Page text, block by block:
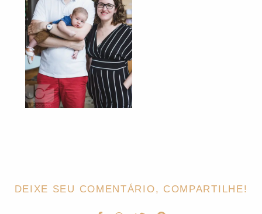
DEIXE SEU COMENTÁRIO, COMPARTILHE!